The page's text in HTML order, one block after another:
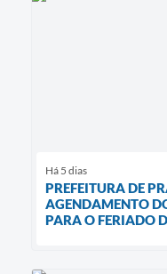
Há 5 dias
PREFEITURA DE
AGENDAMENTO
PARA O FERIADO